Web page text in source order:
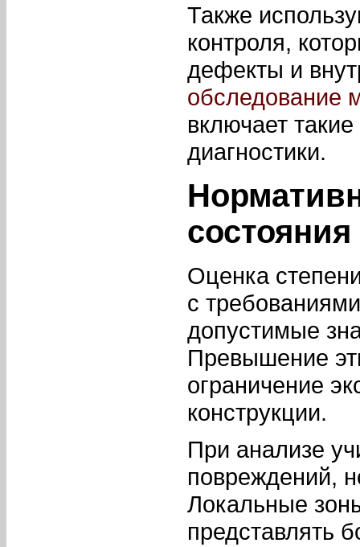
Также
контроля,
дефекты и
обследование
включает
диагностики.
состояния
Оценка
с
допустимые
Превышение
ограничение
конструкции.
При анализе
повреждений,
Локальные
представлять